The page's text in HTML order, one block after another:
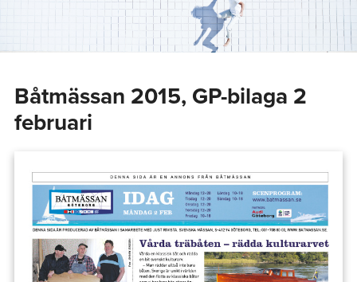
Båtmässan 2015, GP-bilaga 2
februari